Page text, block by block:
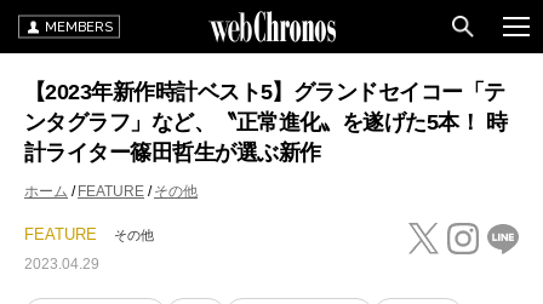
MEMBERS
【2023年新作時計ベスト5】グランドセイコー「テ
ンタグラフ」など、〝正常進化〟を遂げた5本！ 時
計ライター篠田哲生が選ぶ新作
ホーム FEATURE その他
FEATURE その他
2023.04.29